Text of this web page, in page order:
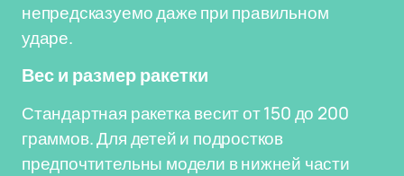
непредсказуемо даже при правильном
ударе.
Вес и размер ракетки
Стандартная ракетка весит от 150 до 200
граммов. Для детей и подростков
предпочтительны модели в нижней части